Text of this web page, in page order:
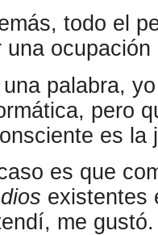
todo el
una
una palabra,
pero
es la
es que
existentes
me